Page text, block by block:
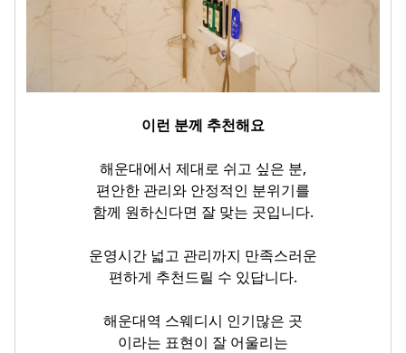
이런 분께 추천해요
해운대에서 제대로 쉬고 싶은 분,
편안한 관리와 안정적인 분위기를
함께 원하신다면 잘 맞는 곳입니다.
운영시간 넓고 관리까지 만족스러운
편하게 추천드릴 수 있답니다.
해운대역 스웨디시 인기많은 곳
이라는 표현이 잘 어울리는